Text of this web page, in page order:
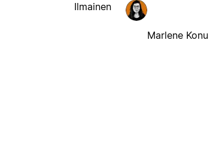
Ilmainen
Marlene Konu